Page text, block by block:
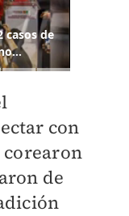
con
corearon
de